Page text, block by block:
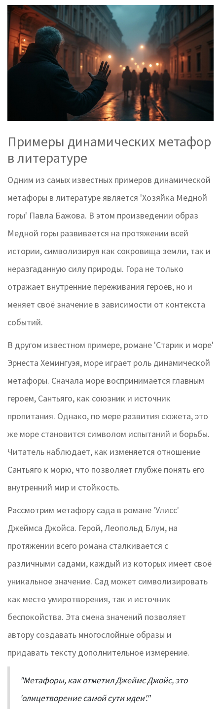
Примеры динамических метафор
в литературе
Одним из самых известных примеров динамической
метафоры в литературе является 'Хозяйка Медной
горы' Павла Бажова. В этом произведении образ
Медной горы развивается на протяжении всей
истории, символизируя как сокровища земли, так и
неразгаданную силу природы. Гора не только
отражает внутренние переживания героев, но и
меняет своё значение в зависимости от контекста
событий.
В другом известном примере, романе 'Старик и море'
Эрнеста Хемингуэя, море играет роль динамической
метафоры. Сначала море воспринимается главным
героем, Сантьяго, как союзник и источник
пропитания. Однако, по мере развития сюжета, это
же море становится символом испытаний и борьбы.
Читатель наблюдает, как изменяется отношение
Сантьяго к морю, что позволяет глубже понять его
внутренний мир и стойкость.
Рассмотрим метафору сада в романе 'Улисс'
Джеймса Джойса. Герой, Леопольд Блум, на
протяжении всего романа сталкивается с
различными садами, каждый из которых имеет своё
уникальное значение. Сад может символизировать
как место умиротворения, так и источник
беспокойства. Эта смена значений позволяет
автору создавать многослойные образы и
придавать тексту дополнительное измерение.
"Метафоры, как отметил Джеймс Джойс, это
'олицетворение самой сути идеи'."